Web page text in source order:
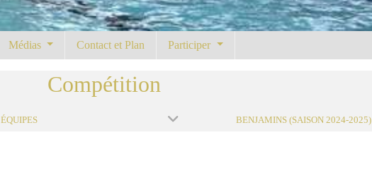
Médias Contact et Plan Participer
Compétition
ÉQUIPES BENJAMINS (SAISON 2024-2025)